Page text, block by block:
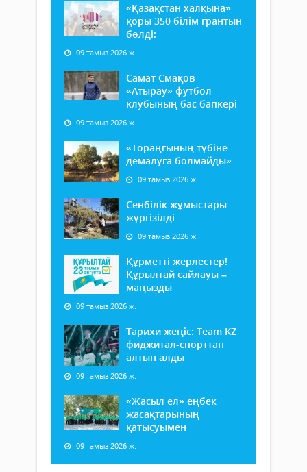
«Қазақстан халқына»
қоры 350 білім грантын
бөлді:
09 тамыз 2026 ж.
Самат Смақов
«Атырау» футбол
клубының бас бапкері
09 тамыз 2026 ж.
«Тораңғының түбіне
демалуға болмайды»
09 тамыз 2026 ж.
Сенбілік жұмыстары
жүргізілді
09 тамыз 2026 ж.
Құрметті жерлестер!
Құрылтай сайлауы –
маңызды
09 тамыз 2026 ж.
Тарихи жеңіс: Team KZ
фиджитал-спорттан
алтын алды
09 тамыз 2026 ж.
«Жасыл ел» еңбек
жасақтарының
қатысуымен
09 тамыз 2026 ж.